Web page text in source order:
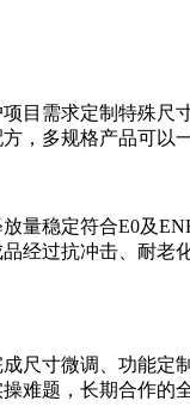
需求定制特殊尺
多规格产品可以
稳定符合E0及
经过抗冲击、耐
寸微调、功能定
题，长期合作